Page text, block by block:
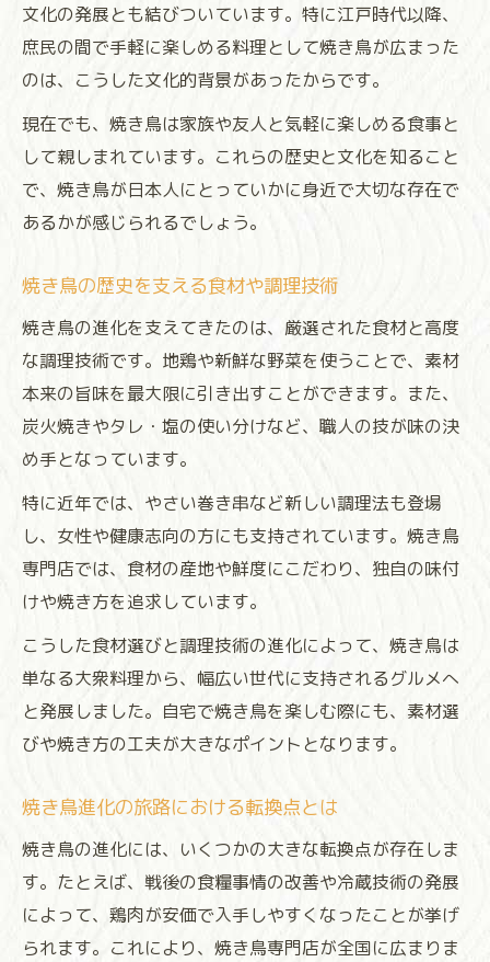
文化の発展とも結びついています。特に江戸時代以降、
庶民の間で手軽に楽しめる料理として焼き鳥が広まった
のは、こうした文化的背景があったからです。
現在でも、焼き鳥は家族や友人と気軽に楽しめる食事と
して親しまれています。これらの歴史と文化を知ること
で、焼き鳥が日本人にとっていかに身近で大切な存在で
あるかが感じられるでしょう。
焼き鳥の歴史を支える食材や調理技術
焼き鳥の進化を支えてきたのは、厳選された食材と高度
な調理技術です。地鶏や新鮮な野菜を使うことで、素材
本来の旨味を最大限に引き出すことができます。また、
炭火焼きやタレ・塩の使い分けなど、職人の技が味の決
め手となっています。
特に近年では、やさい巻き串など新しい調理法も登場
し、女性や健康志向の方にも支持されています。焼き鳥
専門店では、食材の産地や鮮度にこだわり、独自の味付
けや焼き方を追求しています。
こうした食材選びと調理技術の進化によって、焼き鳥は
単なる大衆料理から、幅広い世代に支持されるグルメへ
と発展しました。自宅で焼き鳥を楽しむ際にも、素材選
びや焼き方の工夫が大きなポイントとなります。
焼き鳥進化の旅路における転換点とは
焼き鳥の進化には、いくつかの大きな転換点が存在しま
す。たとえば、戦後の食糧事情の改善や冷蔵技術の発展
によって、鶏肉が安価で入手しやすくなったことが挙げ
られます。これにより、焼き鳥専門店が全国に広まりま